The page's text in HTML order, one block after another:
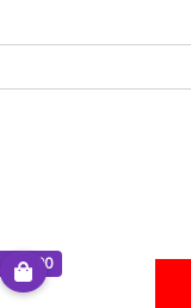
€ 30.00